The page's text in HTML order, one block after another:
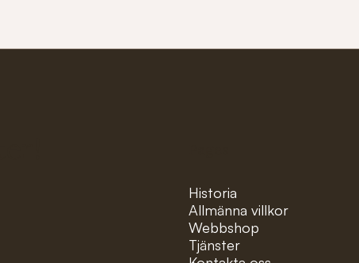
Historia
Allmänna villkor
Webbshop
Tjänster